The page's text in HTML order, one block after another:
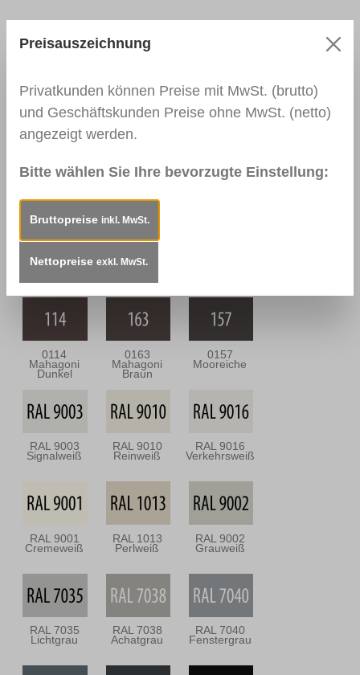
Nussbaum
Hell
Nussbaum
Mittel
0111
Nussbaum
0164
Nussbaum
0112
Nussbraun
0166 Wenge 0139
Dunkel
0114
Mahagoni
Dunkel
0163
Mahagoni
Braun
0157
Mooreiche
RAL 9003
Signalweiß
RAL 9010
Reinweiß
RAL 9016
Verkehrsweiß
RAL 9001
Cremeweiß
RAL 1013
Perlweiß
RAL 9002
Grauweiß
RAL 7035
Lichtgrau
RAL 7038
Achatgrau
RAL 7040
Fenstergrau
Preisauszeichnung
Privatkunden können Preise mit MwSt. (brutto)
und Geschäftskunden Preise ohne MwSt. (netto)
angezeigt werden.
Bitte wählen Sie Ihre bevorzugte Einstellung:
Bruttopreise inkl. MwSt.
Nettopreise exkl. MwSt.